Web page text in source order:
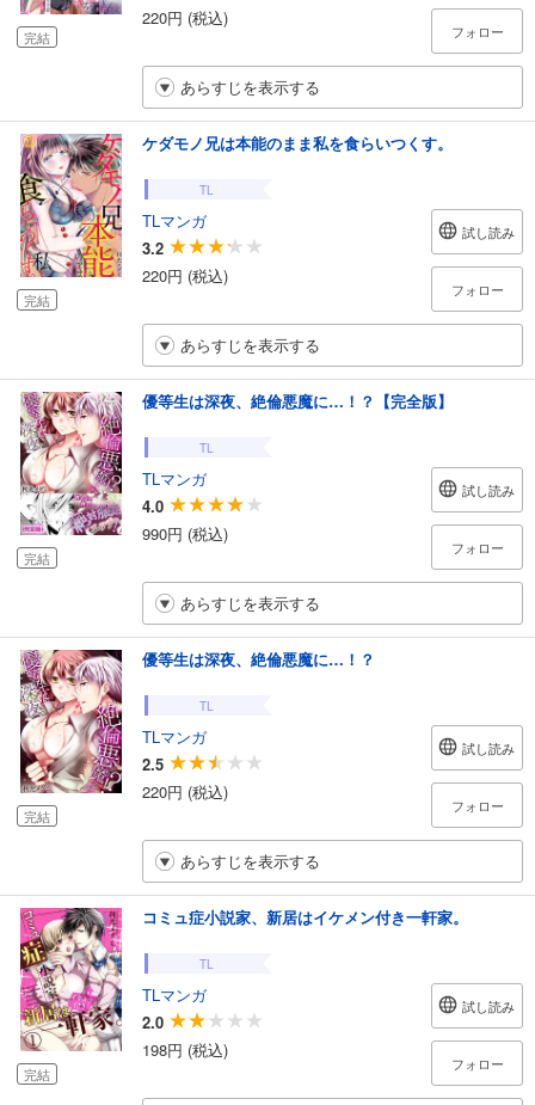
完結
220円 (税込)
フォロー
あらすじを表示する
完結
ケダモノ兄は本能のまま私を食らいつくす。
TL
TLマンガ
3.2
220円 (税込)
試し読み
フォロー
あらすじを表示する
完結
優等生は深夜、絶倫悪魔に…！？【完全版】
TL
TLマンガ
4.0
990円 (税込)
試し読み
フォロー
あらすじを表示する
完結
優等生は深夜、絶倫悪魔に…！？
TL
TLマンガ
2.5
220円 (税込)
試し読み
フォロー
あらすじを表示する
完結
コミュ症小説家、新居はイケメン付き一軒家。
TL
TLマンガ
2.0
198円 (税込)
試し読み
フォロー